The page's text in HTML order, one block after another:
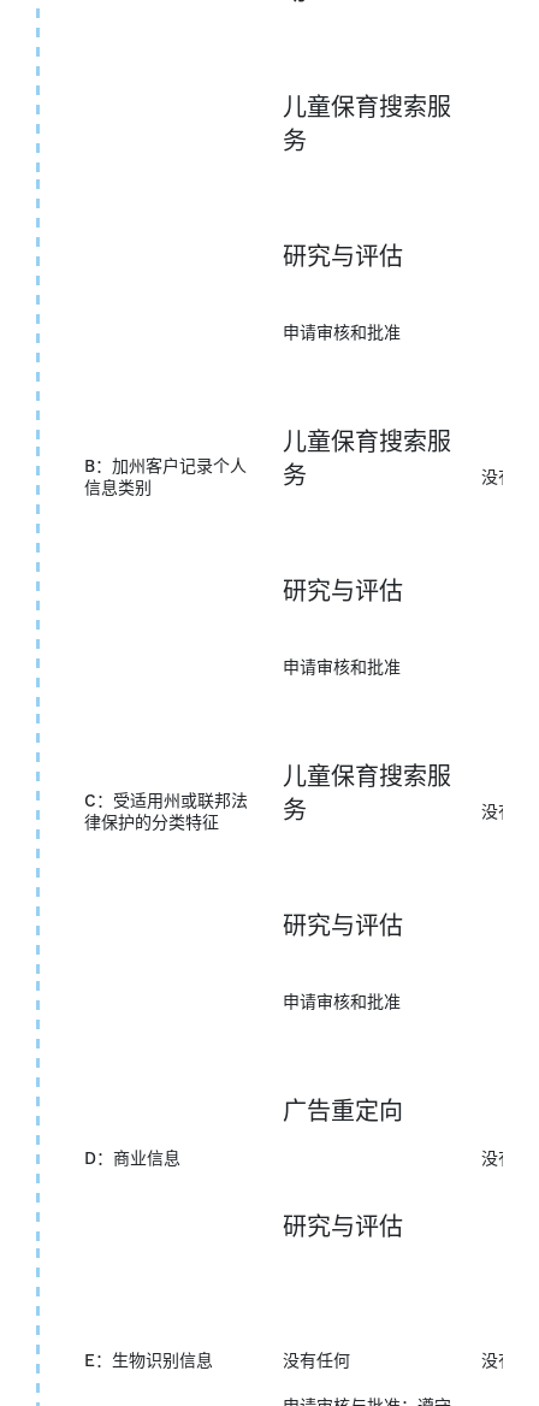
儿童保育搜索服
务
研究与评估
B：加州客户记录个人
信息类别
申请审核和批准
儿童保育搜索服
务
研究与评估
没有任
C：受适用州或联邦法
律保护的分类特征
申请审核和批准
儿童保育搜索服
务
研究与评估
没有任
D：商业信息
申请审核和批准
广告重定向
研究与评估
没有任
E：生物识别信息 没有任何 没有任